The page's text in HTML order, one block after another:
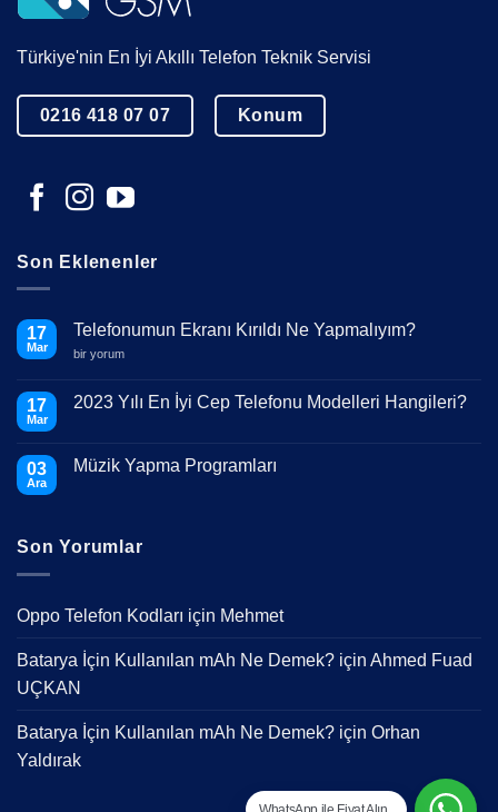
Türkiye'nin En İyi Akıllı Telefon Teknik Servisi
0216 418 07 07 Konum
Son Eklenenler
17
Mar
Telefonumun Ekranı Kırıldı Ne Yapmalıyım?
Telefonumun
Ne
Yapmalıyım?
bir yorum
17
Mar
2023 Yılı En İyi Cep Telefonu Modelleri Hangileri?
Yılı
Hangileri?
03
Ara
Müzik Yapma Programları
Programları
Son Yorumlar
Oppo Telefon Kodları için Mehmet
Batarya İçin Kullanılan mAh Ne Demek? için Ahmed Fuad
UÇKAN
Batarya İçin Kullanılan mAh Ne Demek? için Orhan
Yaldırak